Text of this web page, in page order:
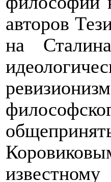
авторов
на